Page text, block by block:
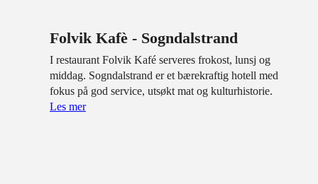
Folvik Kafè - Sogndalstrand
I restaurant Folvik Kafé serveres frokost, lunsj og
middag. Sogndalstrand er et bærekraftig hotell med
fokus på god service, utsøkt mat og kulturhistorie.
Les mer